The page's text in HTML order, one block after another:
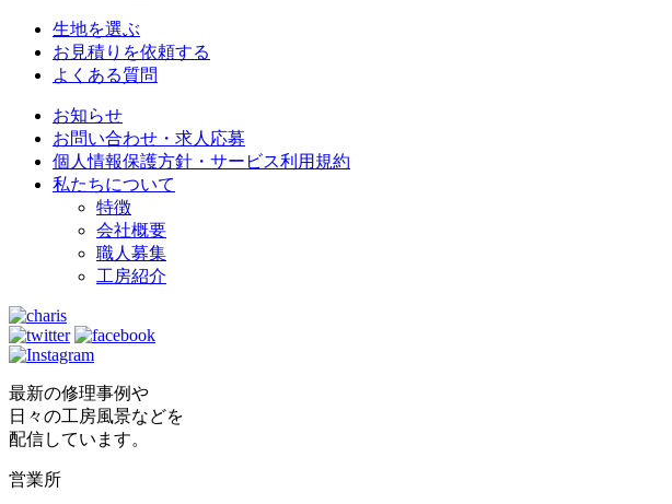
生地を選ぶ
お見積りを依頼する
よくある質問
お知らせ
お問い合わせ・求人応募
個人情報保護方針・サービス利用規約
私たちについて
特徴
会社概要
職人募集
工房紹介
最新の修理事例や
日々の工房風景などを
配信しています。
営業所